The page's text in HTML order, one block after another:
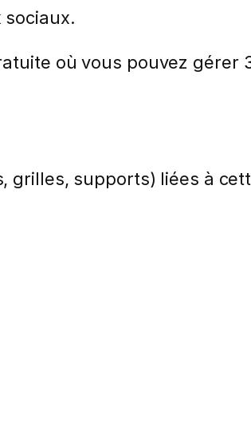
où vous pouvez gérer
grilles, supports) liées à